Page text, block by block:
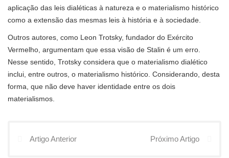
aplicação das leis dialéticas à natureza e o materialismo histórico
como a extensão das mesmas leis à história e à sociedade.
Outros autores, como Leon Trotsky, fundador do Exército
Vermelho, argumentam que essa visão de Stalin é um erro.
Nesse sentido, Trotsky considera que o materialismo dialético
inclui, entre outros, o materialismo histórico. Considerando, desta
forma, que não deve haver identidade entre os dois
materialismos.
Artigo Anterior Próximo Artigo